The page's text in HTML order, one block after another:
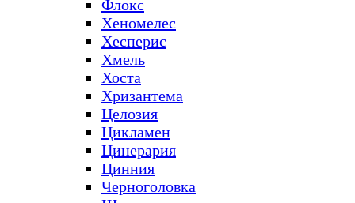
Флокс
Хеномелес
Хесперис
Хмель
Хоста
Хризантема
Целозия
Цикламен
Цинерария
Цинния
Черноголовка